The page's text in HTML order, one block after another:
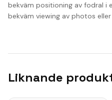
bekväm positioning av fodral i
bekväm viewing av photos eller
Liknande